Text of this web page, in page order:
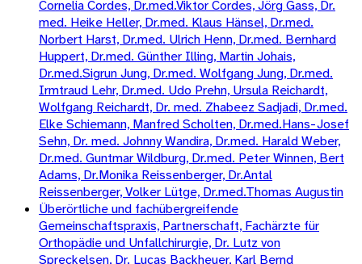
Cornelia Cordes, Dr.med.Viktor Cordes, Jörg Gass, Dr.
med. Heike Heller, Dr.med. Klaus Hänsel, Dr.med.
Norbert Harst, Dr.med. Ulrich Henn, Dr.med. Bernhard
Huppert, Dr.med. Günther Illing, Martin Johais,
Dr.med.Sigrun Jung, Dr.med. Wolfgang Jung, Dr.med.
Irmtraud Lehr, Dr.med. Udo Prehn, Ursula Reichardt,
Wolfgang Reichardt, Dr. med. Zhabeez Sadjadi, Dr.med.
Elke Schiemann, Manfred Scholten, Dr.med.Hans-Josef
Sehn, Dr. med. Johnny Wandira, Dr.med. Harald Weber,
Dr.med. Guntmar Wildburg, Dr.med. Peter Winnen, Bert
Adams, Dr.Monika Reissenberger, Dr.Antal
Reissenberger, Volker Lütge, Dr.med.Thomas Augustin
Überörtliche und fachübergreifende
Gemeinschaftspraxis, Partnerschaft, Fachärzte für
Orthopädie und Unfallchirurgie, Dr. Lutz von
Spreckelsen, Dr. Lucas Backheuer, Karl Bernd